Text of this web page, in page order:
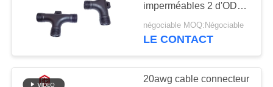
Connecteur
imperméable de bâti
de panneau
imperméables 2 d'ODM
le noyau 3 4 relient la
prise femelle
négociable MOQ:Négociable
LE CONTACT
20awg cable connecteur